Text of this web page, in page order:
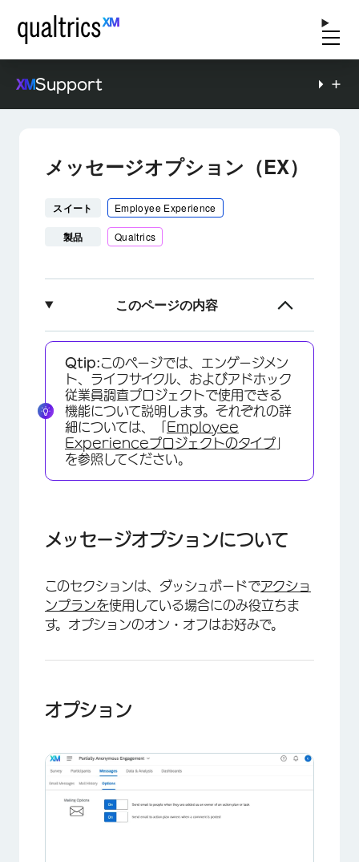
Support
メッセージオプション（EX）
スイート Employee Experience
製品 Qualtrics
このページの内容
メッセージオプションについて
オプション
Qtip:このページでは、エンゲージメン
ト、ライフサイクル、およびアドホック
従業員調査プロジェクトで使用できる
機能について説明します。それぞれの詳
細については、「 Employee
Experienceプロジェクトのタイプ
を参照してください。
メッセージオプションについて
このセクションは、ダッシュボードでアクショ
ンプランを使用している場合にのみ役立ちま
す。オプションのオン・オフはお好みで。
オプション